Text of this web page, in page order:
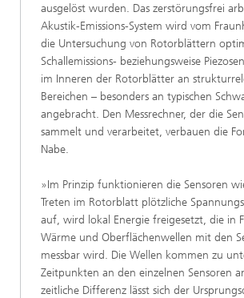
ausgelöst wurden. Das zerstörungsfrei
Akustik-Emissions-System wird vom
die Untersuchung von Rotorblättern
Schallemissions- beziehungsweise
im Inneren der Rotorblätter an
Bereichen – besonders an typischen
angebracht. Den Messrechner, der die
sammelt und verarbeitet, verbauen die
Nabe.
»Im Prinzip funktionieren die Sensoren
Treten im Rotorblatt plötzliche
auf, wird lokal Energie freigesetzt, die in
Wärme und Oberflächenwellen mit den
messbar wird. Die Wellen kommen zu
Zeitpunkten an den einzelnen Sensoren
zeitliche Differenz lässt sich der